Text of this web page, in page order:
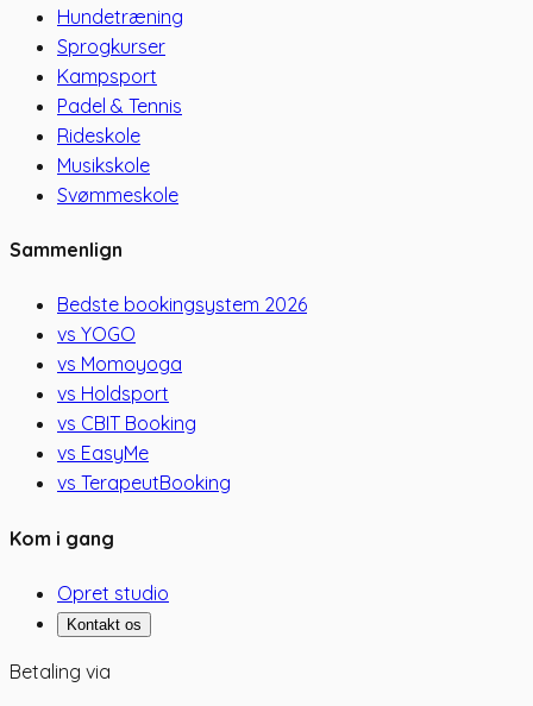
Hundetræning
Sprogkurser
Kampsport
Padel & Tennis
Rideskole
Musikskole
Svømmeskole
Sammenlign
Bedste bookingsystem 2026
vs YOGO
vs Momoyoga
vs Holdsport
vs CBIT Booking
vs EasyMe
vs TerapeutBooking
Kom i gang
Opret studio
Kontakt os
Betaling via